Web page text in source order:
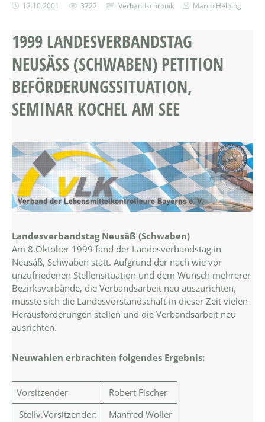
12.10.2001 3722 Verbandschronik Marco Helbing
1999 LANDESVERBANDSTAG
NEUSÄSS (SCHWABEN) PETITION B
EFÖRDERUNGSSITUATION, S
EMINAR KOCHEL AM SEE
Landesverbandstag Neusäß (Schwaben)
Am 8.Oktober 1999 fand der Landesverbandstag in
Neusäß, Schwaben statt. Aufgrund der nach wie vor
unzufriedenen Stellensituation und dem Wunsch mehrerer
Bezirksverbände, die Verbandsarbeit neu auszurichten,
musste sich die Landesvorstandschaft in dieser Zeit vielen
Herausforderungen stellen und die Verbandsarbeit neu
ausrichten.
Neuwahlen erbrachten folgendes Ergebnis:
Vorsitzender
Robert Fischer
Stellv.Vorsitzender:
Manfred Woller